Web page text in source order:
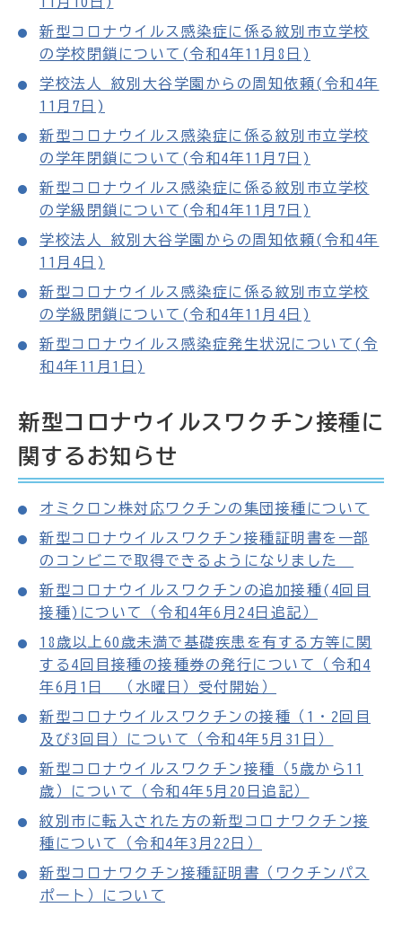
新型コロナウイルス感染症に係る紋別市立学校
の学校閉鎖について(令和4年11月8日)
学校法人 紋別大谷学園からの周知依頼(令和4年
11月7日)
新型コロナウイルス感染症に係る紋別市立学校
の学年閉鎖について(令和4年11月7日)
新型コロナウイルス感染症に係る紋別市立学校
の学級閉鎖について(令和4年11月7日)
学校法人 紋別大谷学園からの周知依頼(令和4年
11月4日)
新型コロナウイルス感染症に係る紋別市立学校
の学級閉鎖について(令和4年11月4日)
新型コロナウイルス感染症発生状況について(令
和4年11月1日)
新型コロナウイルスワクチン接種に
関するお知らせ
オミクロン株対応ワクチンの集団接種について
新型コロナウイルスワクチン接種証明書を一部
のコンビニで取得できるようになりました
新型コロナウイルスワクチンの追加接種(4回目
接種)について（令和4年6月24日追記）
18歳以上60歳未満で基礎疾患を有する方等に関
する4回目接種の接種券の発行について（令和4
年6月1日 （水曜日）受付開始）
新型コロナウイルスワクチンの接種（1・2回目
及び3回目）について（令和4年5月31日）
新型コロナウイルスワクチン接種（5歳から11
歳）について（令和4年5月20日追記）
紋別市に転入された方の新型コロナワクチン接
種について（令和4年3月22日）
新型コロナワクチン接種証明書（ワクチンパス
ポート）について